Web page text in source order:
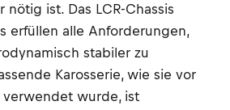
ist. Das LCR-Chassis
erfüllen alle Anforderungen,
stabiler zu
Karosserie, wie sie vor
wurde, ist